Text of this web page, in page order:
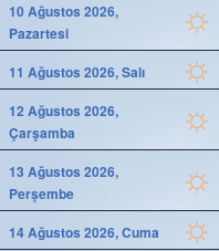
10 Ağustos 2026,
Pazartesi
11 Ağustos 2026, Salı
12 Ağustos 2026,
Çarşamba
13 Ağustos 2026,
Perşembe
14 Ağustos 2026, Cuma